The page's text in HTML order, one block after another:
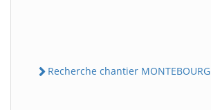
Recherche chantier MONTEBOURG